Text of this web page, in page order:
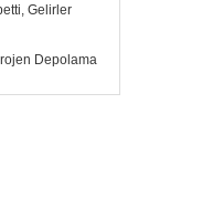
Gelirler
Depolama